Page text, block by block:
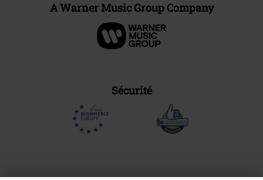
A Warner Music Group Company
Sécurité